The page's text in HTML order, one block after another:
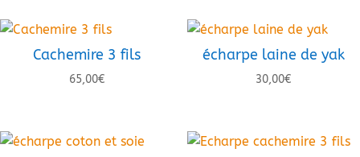
Cachemire 3 fils
65,00€
écharpe laine de yak
30,00€